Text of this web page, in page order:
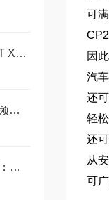
cMT2059XH：全新4.3寸cMT X标准型HMI
东芝VFS15-4037PL1-CH变频器具备高效驱动与智能控制
东芝变频器VFNC3C-4007P：高效能与便捷操作的结合
可
因
汽
还
轻
还
从
可